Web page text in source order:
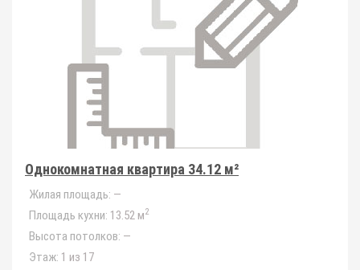
Однокомнатная квартира 34.12 м²
Жилая площадь: —
Площадь кухни: 13.52 м2
Высота потолков: —
Этаж: 1 из 17